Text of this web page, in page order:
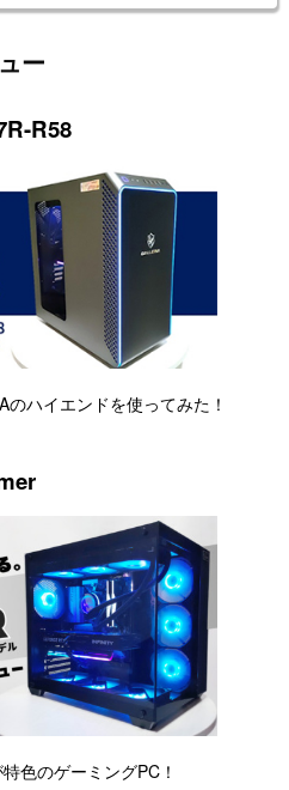
ー
R58
ハイエンドを使ってみた！
色のゲーミングPC！